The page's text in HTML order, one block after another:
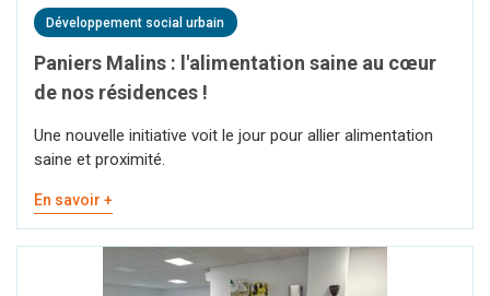
Développement social urbain
Paniers Malins : l'alimentation saine au cœur
de nos résidences !
Une nouvelle initiative voit le jour pour allier alimentation
saine et proximité.
En savoir +